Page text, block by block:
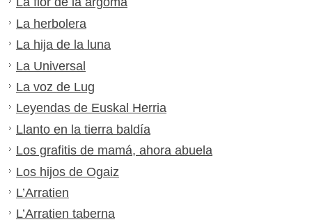
La herbolera
La hija de la luna
La Universal
La voz de Lug
Leyendas de Euskal Herria
Llanto en la tierra baldía
Los grafitis de mamá, ahora abuela
Los hijos de Ogaiz
L’Arratien
L’Arratien taberna